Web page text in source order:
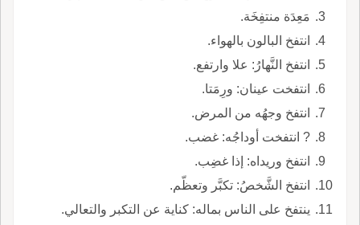
مَعِدَة منتفِخَة.
انتفخ البالون بالهواء.
انتفخ النَّهارُ: علا وارتفع.
انتفخت عينان: ورِمَتا.
انتفخ وجهُه من المرض.
? انتفخت أوداجُه: غضب.
انتفخ وريداه: إذا غضِب.
انتفخ الشَّخصُ: تكبَّر وتعظّم.
ينتفخ على الناس بماله: كناية عن التكبر والتعالي.